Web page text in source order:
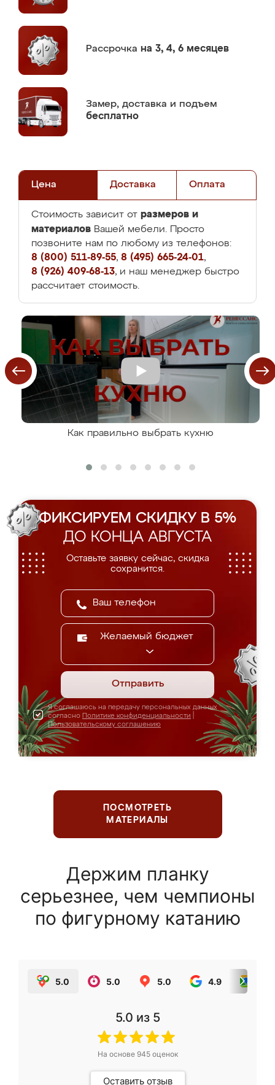
Рассрочка на 3, 4, 6 месяцев
Замер, доставка и подъем
бесплатно
Цена Доставка Оплата
Стоимость зависит от размеров и
материалов Вашей мебели. Просто
позвоните нам по любому из телефонов:
8 (800) 511-89-55, 8 (495) 665-24-01,
8 (926) 409-68-13, и наш менеджер быстро
рассчитает стоимость.
Как правильно выбрать кухню
ФИКСИРУЕМ СКИДКУ В 5%
ДО КОНЦА АВГУСТА
Оставьте заявку сейчас, скидка
сохранится.
Желаемый бюджет
Отправить
Я соглашаюсь на передачу персональных данных
согласно Политике конфиденциальности
Пользовательскому соглашению
ПОСМОТРЕТЬ
МАТЕРИАЛЫ
Держим планку
серьезнее, чем чемпионы
по фигурному катанию
5.0 5.0 5.0 4.9
5.0 из 5
На основе 945оценок
Оставить отзыв